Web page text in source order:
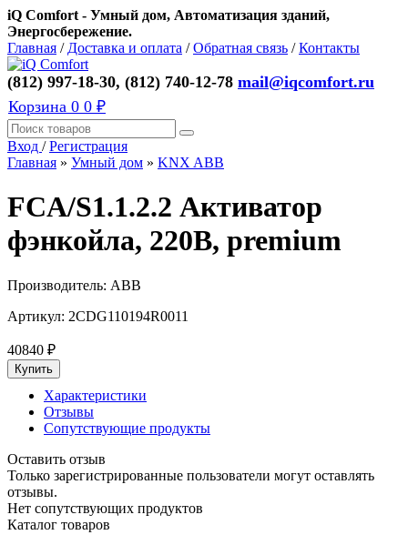
iQ Comfort - Умный дом, Автоматизация зданий,
Энергосбережение.
Главная / Доставка и оплата /Обратная связь /Контакты
(812) 997-18-30, (812) 740-12-78 mail@iqcomfort.ru
Корзина 0 0 ₽
Вход /Регистрация
Главная » Умный дом » KNX ABB
FCA/S1.1.2.2 Активатор
фэнкойла, 220В, premium
Производитель: ABB
Артикул: 2CDG110194R0011
40840 ₽
Характеристики
Отзывы
Сопутствующие продукты
Оставить отзыв
Только зарегистрированные пользователи могут оставлять
отзывы.
Нет сопутствующих продуктов
Каталог товаров